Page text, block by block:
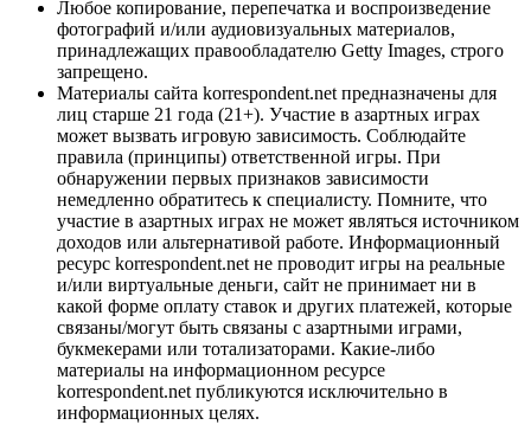
Любое копирование, перепечатка и воспроизведение
фотографий и/или аудиовизуальных материалов,
принадлежащих правообладателю Getty Images, строго
запрещено.
Материалы сайта korrespondent.net предназначены для
лиц старше 21 года (21+). Участие в азартных играх
может вызвать игровую зависимость. Соблюдайте
правила (принципы) ответственной игры. При
обнаружении первых признаков зависимости
немедленно обратитесь к специалисту. Помните, что
участие в азартных играх не может являться источником
доходов или альтернативой работе. Информационный
ресурс korrespondent.net не проводит игры на реальные
и/или виртуальные деньги, сайт не принимает ни в
какой форме оплату ставок и других платежей, которые
связаны/могут быть связаны с азартными играми,
букмекерами или тотализаторами. Какие-либо
материалы на информационном ресурсе
korrespondent.net публикуются исключительно в
информационных целях.